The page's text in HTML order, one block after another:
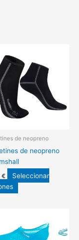
de neopreno
de neopreno
€
Seleccionar
variantes.